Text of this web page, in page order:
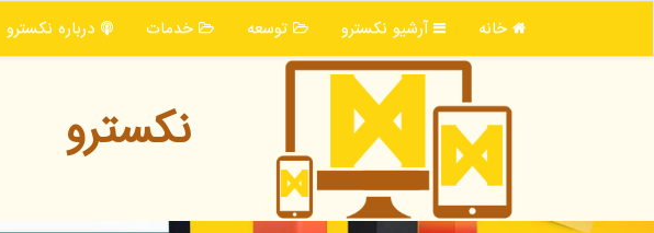
خانه آرشیو نكسترو توسعه خدمات درباره نكسترو
نكسترو